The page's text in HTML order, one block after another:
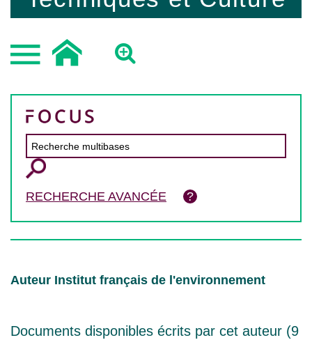
RECHERCHE AVANCÉE
Auteur Institut français de l'environnement
Documents disponibles écrits par cet auteur (9